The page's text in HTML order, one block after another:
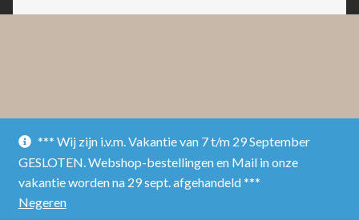
*** Wij zijn i.v.m. Vakantie van 7 t/m 29 September
GESLOTEN. Webshop-bestellingen en Mail in onze
vakantie worden na 29 sept. afgehandeld ***
Negeren